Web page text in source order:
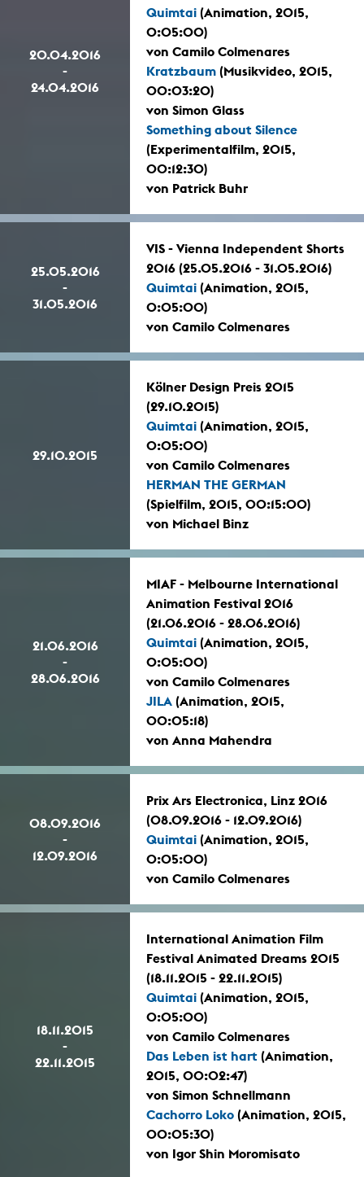
20.04.2016
-
24.04.2016
Quimtai (Animation, 2015,
0:05:00)
von Camilo Colmenares
Kratzbaum (Musikvideo, 2015,
00:03:20)
von Simon Glass
Something about Silence
(Experimentalfilm, 2015,
00:12:30)
von Patrick Buhr
25.05.2016
-
31.05.2016
VIS - Vienna Independent Shorts
2016 (25.05.2016 - 31.05.2016)
Quimtai (Animation, 2015,
0:05:00)
von Camilo Colmenares
29.10.2015
Kölner Design Preis 2015
(29.10.2015)
Quimtai (Animation, 2015,
0:05:00)
von Camilo Colmenares
HERMAN THE GERMAN
(Spielfilm, 2015, 00:15:00)
von Michael Binz
21.06.2016
-
28.06.2016
MIAF - Melbourne International
Animation Festival 2016
(21.06.2016 - 28.06.2016)
Quimtai (Animation, 2015,
0:05:00)
von Camilo Colmenares
JILA (Animation, 2015,
00:05:18)
von Anna Mahendra
08.09.2016
-
12.09.2016
Prix Ars Electronica, Linz 2016
(08.09.2016 - 12.09.2016)
Quimtai (Animation, 2015,
0:05:00)
von Camilo Colmenares
18.11.2015
-
22.11.2015
International Animation Film
Festival Animated Dreams 2015
(18.11.2015 - 22.11.2015)
Quimtai (Animation, 2015,
0:05:00)
von Camilo Colmenares
Das Leben ist hart (Animation,
2015, 00:02:47)
von Simon Schnellmann
Cachorro Loko (Animation, 2015,
00:05:30)
von Igor Shin Moromisato